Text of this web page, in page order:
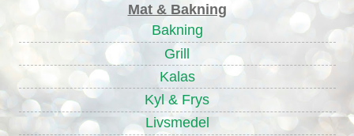
Mat & Bakning
Bakning
Grill
Kalas
Kyl & Frys
Livsmedel